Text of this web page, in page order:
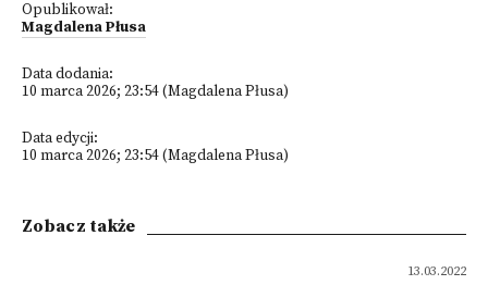
Opublikował:
Magdalena Płusa
Data dodania:
10 marca 2026; 23:54 (Magdalena Płusa)
Data edycji:
10 marca 2026; 23:54 (Magdalena Płusa)
Zobacz także
13.03.2022